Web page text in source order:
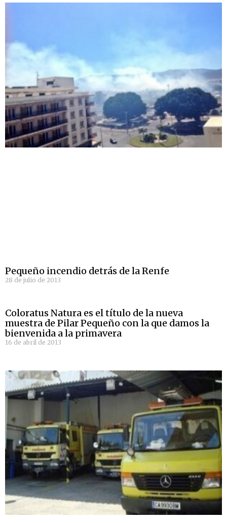
Pequeño incendio detrás de la Renfe
28 de julio de 2013
Coloratus Natura es el título de la nueva
muestra de Pilar Pequeño con la que damos la
bienvenida a la primavera
16 de abril de 2013